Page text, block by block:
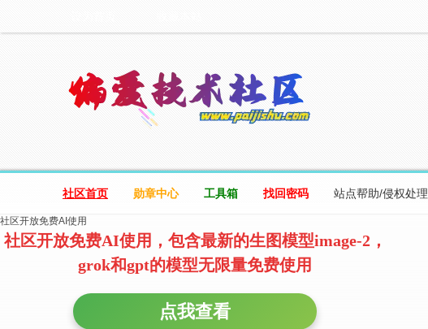
社区首页 勋章中心 工具箱 找回密码 站点帮助/侵权处理
社区开放免费AI使用
社区开放免费AI使用，包含最新的生图模型image-2，
grok和gpt的模型无限量免费使用
点我查看